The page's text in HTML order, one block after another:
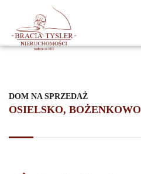
OSIELSKO, BOŻENKOWO
DOM NA SPRZEDAŻ